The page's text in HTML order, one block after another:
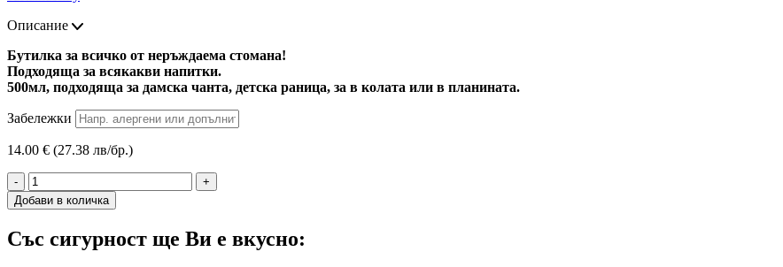
Описание
Бутилка за всичко от неръждаема стомана!
Подходяща за всякакви напитки.
500мл, подходяща за дамска чанта, детска раница, за в колата или в планината.
Забележки
14.00 € (27.38 лв/бр.)
-
+
Добави в количка
Със сигурност ще Ви е вкусно: